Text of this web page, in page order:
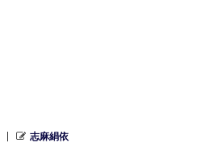
志麻絹依